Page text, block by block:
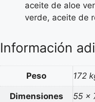
aceite de aloe
verde, aceite de
Información
Peso 172
Dimensiones 55 ×